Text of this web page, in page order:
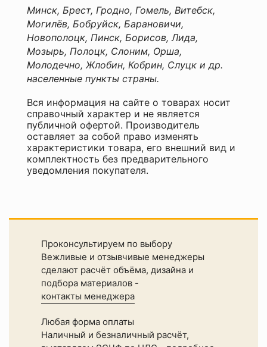
Минск, Брест, Гродно, Гомель, Витебск,
Могилёв, Бобруйск, Барановичи,
Новополоцк, Пинск, Борисов, Лида,
Мозырь, Полоцк, Слоним, Орша,
Молодечно, Жлобин, Кобрин, Слуцк и др.
населенные пункты страны.
Вся информация на сайте о товарах носит
справочный характер и не является
публичной офертой. Производитель
оставляет за собой право изменять
характеристики товара, его внешний вид и
комплектность без предварительного
уведомления покупателя.
Проконсультируем по выбору
Вежливые и отзывчивые менеджеры
сделают расчёт объёма, дизайна и
подбора материалов -
контакты менеджера
Любая форма оплаты
Наличный и безналичный расчёт,